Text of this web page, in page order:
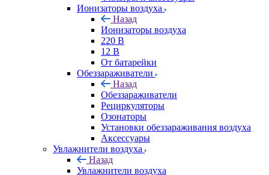
Ионизаторы воздуха
Назад
Ионизаторы воздуха
220 В
12 В
От батарейки
Обеззараживатели
Назад
Обеззараживатели
Рециркуляторы
Озонаторы
Установки обеззараживания воздуха
Аксессуары
Увлажнители воздуха
Назад
Увлажнители воздуха